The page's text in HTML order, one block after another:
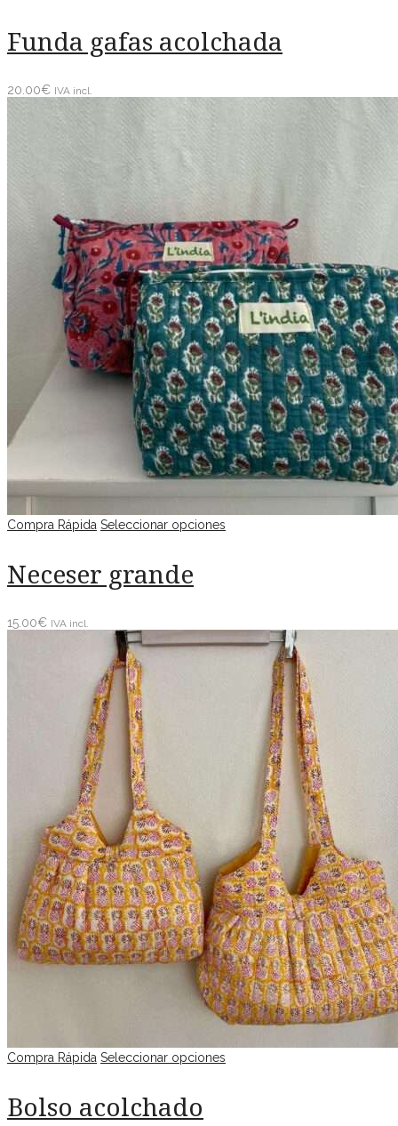
Funda gafas acolchada
20.00€ IVA incl.
Compra Rápida Seleccionar opciones
Neceser grande
15.00€ IVA incl.
Compra Rápida Seleccionar opciones
Bolso acolchado